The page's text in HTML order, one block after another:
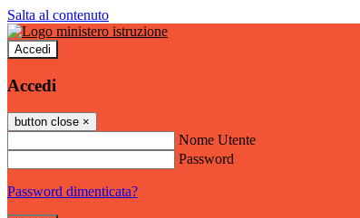
Salta al contenuto
Accedi
Accedi
button close ×
Nome Utente
Password
Password dimenticata?